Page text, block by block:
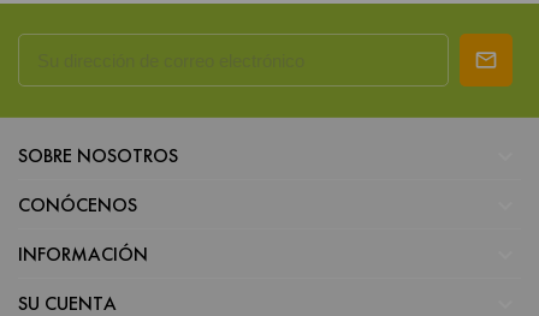
SOBRE NOSOTROS
CONÓCENOS
INFORMACIÓN
SU CUENTA